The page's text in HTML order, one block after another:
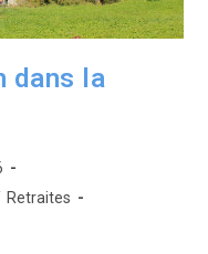
dans la
Retraites